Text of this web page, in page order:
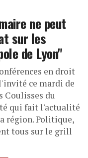
ne peut
sur les
de Lyon"
en droit
ce mardi de
Coulisses du
qui fait l'actualité
région. Politique,
tous sur le grill